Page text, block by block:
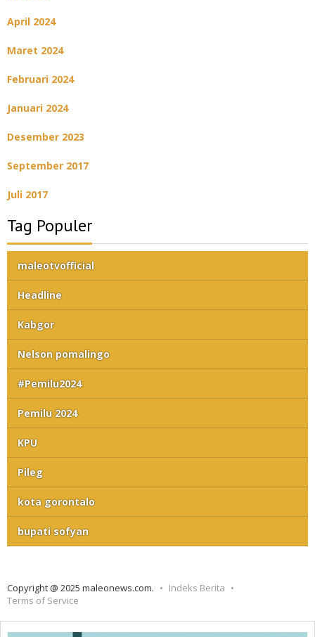
April 2024
Maret 2024
Februari 2024
Januari 2024
Desember 2023
September 2017
Juli 2017
Tag Populer
maleotvofficial
Headline
Kabgor
Nelson pomalingo
#Pemilu2024
Pemilu 2024
KPU
Pileg
kota gorontalo
bupati sofyan
Copyright @ 2025 maleonews.com.
Indeks Berita
Terms of Service